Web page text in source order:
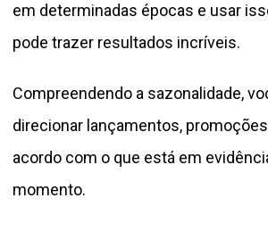
em determinadas épocas e usar
pode trazer resultados incríveis.
Compreendendo a sazonalidade,
direcionar lançamentos,
acordo com o que está em
momento.